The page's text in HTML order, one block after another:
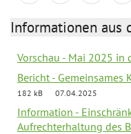
Informationen aus
Vorschau - Mai 2025 in
Bericht - Gemeinsames
182 kB
07.04.2025
Information -
Aufrechterhaltung des